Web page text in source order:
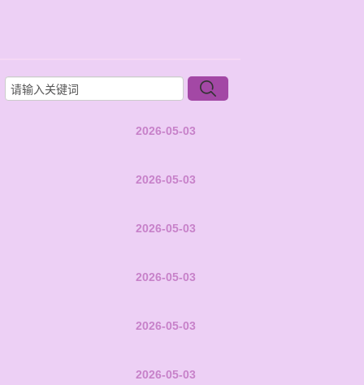
2026-05-03
2026-05-03
2026-05-03
2026-05-03
2026-05-03
2026-05-03